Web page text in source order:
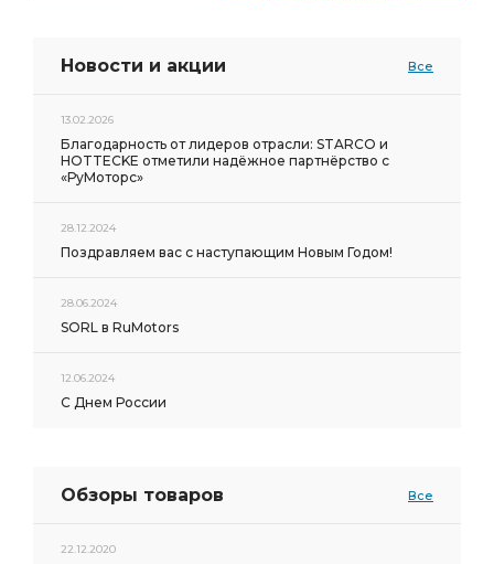
Новости и акции Все
13.02.2026
Благодарность от лидеров отрасли: STARCO и
HOTTECKE отметили надёжное партнёрство с
«РуМоторс»
28.12.2024
Поздравляем вас с наступающим Новым Годом!
28.06.2024
SORL в RuMotors
12.06.2024
С Днем России
Обзоры товаров Все
22.12.2020